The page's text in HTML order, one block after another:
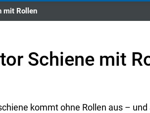
mit Rollen
Schiene mit
kommt ohne Rollen aus –